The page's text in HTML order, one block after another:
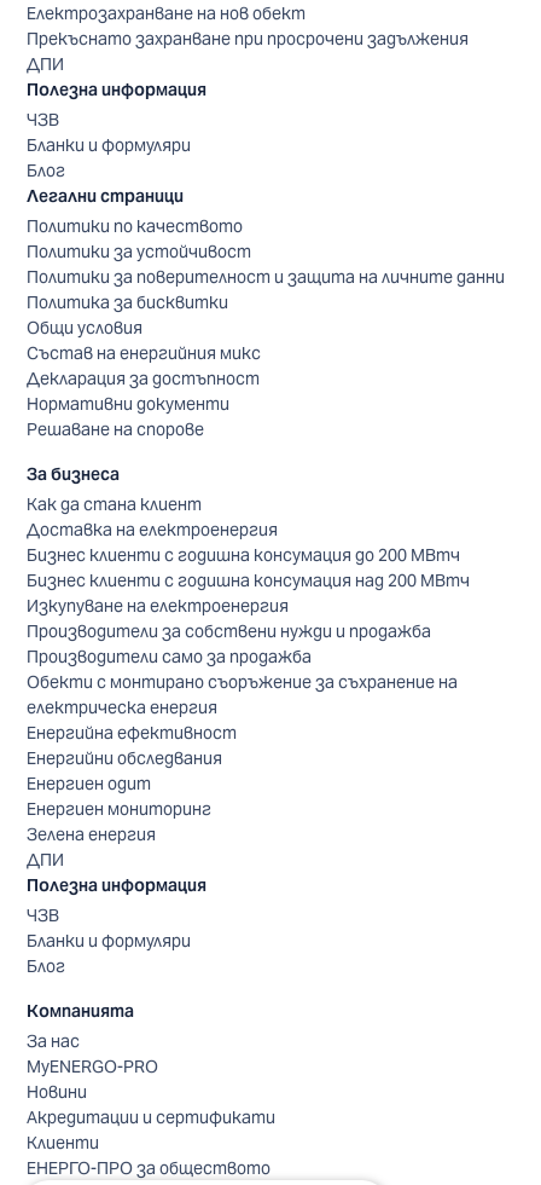
Електрозахранване на нов обект
Прекъснато захранване при просрочени задължения
ДПИ
Полезна информация
ЧЗВ
Бланки и формуляри
Блог
Легални страници
Политики по качеството
Политики за устойчивост
Политики за поверителност и защита на личните данни
Политика за бисквитки
Общи условия
Състав на енергийния микс
Декларация за достъпност
Нормативни документи
Решаване на спорове
За бизнеса
Как да стана клиент
Доставка на електроенергия
Бизнес клиенти с годишна консумация до 200 МВтч
Бизнес клиенти с годишна консумация над 200 МВтч
Изкупуване на електроенергия
Производители за собствени нужди и продажба
Производители само за продажба
Обекти с монтирано съоръжение за съхранение на
електрическа енергия
Енергийна ефективност
Енергийни обследвания
Енергиен одит
Енергиен мониторинг
Зелена енергия
ДПИ
Полезна информация
ЧЗВ
Бланки и формуляри
Блог
Компанията
За нас
MyENERGO-PRO
Новини
Акредитации и сертификати
Клиенти
ЕНЕРГО-ПРО за обществото